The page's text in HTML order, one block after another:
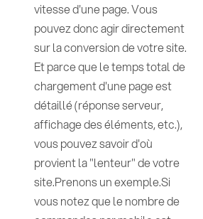
vitesse d'une page. Vous
pouvez donc agir directement
sur la conversion de votre site.
Et parce que le temps total de
chargement d'une page est
détaillé (réponse serveur,
affichage des éléments, etc.),
vous pouvez savoir d'où
provient la "lenteur" de votre
site.Prenons un exemple.Si
vous notez que le nombre de